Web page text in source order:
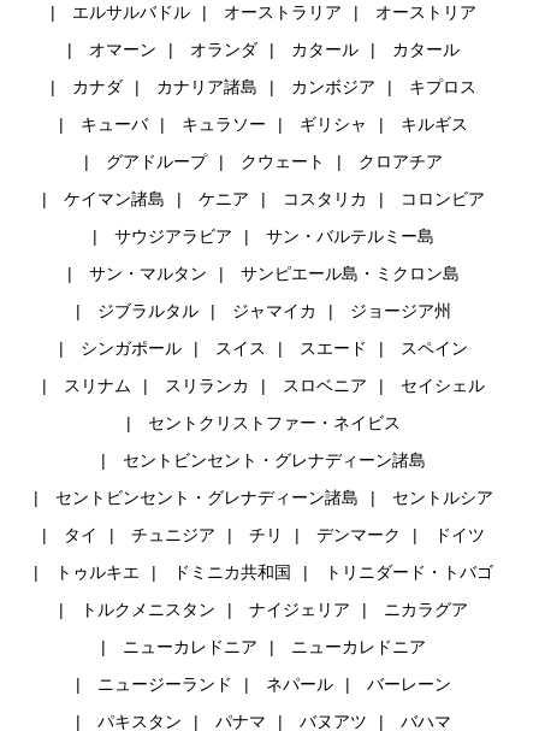
エルサルバドル
オーストラリア
オーストリア
オマーン
オランダ カタール
カタール
カナダ
カナリア諸島 カンボジア
キプロス
キューバ
キュラソー ギリシャ
キルギス
グアドループ
クウェート
クロアチア
ケイマン諸島
ケニア コスタリカ
コロンビア
サウジアラビア
サン・バルテルミー島
サン・マルタン
サンピエール島・ミクロン島
ジブラルタル
ジャマイカ
ジョージア州
シンガポール
スイス スエード
スペイン
スリナム
スリランカ スロベニア
セイシェル
セントクリストファー・ネイビス
セントビンセント・グレナディーン諸島
セントビンセント・グレナディーン諸島
セントルシア
タイ
チュニジア チリ デンマーク
ドイツ
トゥルキエ
ドミニカ共和国
トリニダード・トバゴ
トルクメニスタン
ナイジェリア
ニカラグア
ニューカレドニア
ニューカレドニア
ニュージーランド
ネパール
バーレーン
パキスタン
パナマ バヌアツ バハマ